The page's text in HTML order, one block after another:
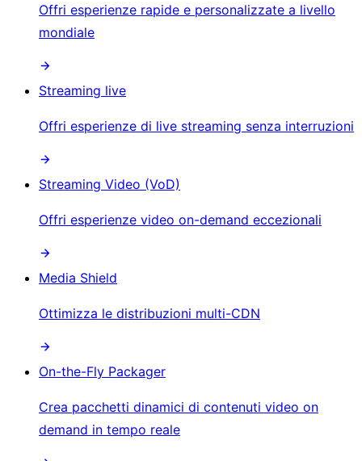
Offri esperienze rapide e personalizzate a livello
mondiale
Streaming live
Offri esperienze di live streaming senza interruzioni
Streaming Video (VoD)
Offri esperienze video on-demand eccezionali
Media Shield
Ottimizza le distribuzioni multi-CDN
On-the-Fly Packager
Crea pacchetti dinamici di contenuti video on
demand in tempo reale